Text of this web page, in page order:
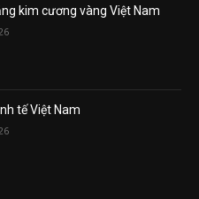
kim cương vàng Việt Nam
tế Việt Nam